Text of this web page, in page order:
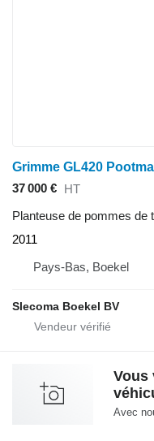
Grimme GL420
37 000 €
HT
Planteuse de pommes de
2011
Pays-Bas, Boekel
Slecoma Boekel BV
Vous
Avec